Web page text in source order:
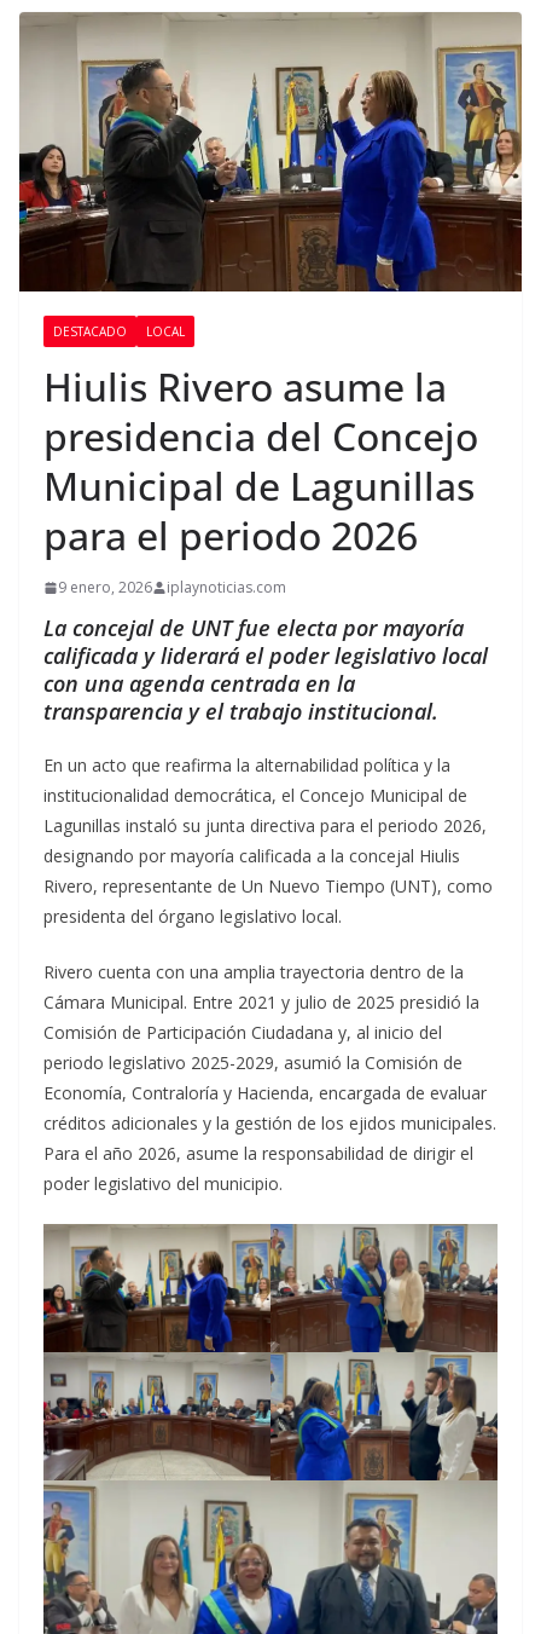
DESTACADO LOCAL
Hiulis Rivero asume la
presidencia del Concejo
Municipal de Lagunillas
para el periodo 2026
9 enero, 2026 iplaynoticias.com
La concejal de UNT fue electa por mayoría
calificada y liderará el poder legislativo local
con una agenda centrada en la
transparencia y el trabajo institucional.
En un acto que reafirma la alternabilidad política y la
institucionalidad democrática, el Concejo Municipal de
Lagunillas instaló su junta directiva para el periodo 2026,
designando por mayoría calificada a la concejal Hiulis
Rivero, representante de Un Nuevo Tiempo (UNT), como
presidenta del órgano legislativo local.
Rivero cuenta con una amplia trayectoria dentro de la
Cámara Municipal. Entre 2021 y julio de 2025 presidió la
Comisión de Participación Ciudadana y, al inicio del
periodo legislativo 2025-2029, asumió la Comisión de
Economía, Contraloría y Hacienda, encargada de evaluar
créditos adicionales y la gestión de los ejidos municipales.
Para el año 2026, asume la responsabilidad de dirigir el
poder legislativo del municipio.